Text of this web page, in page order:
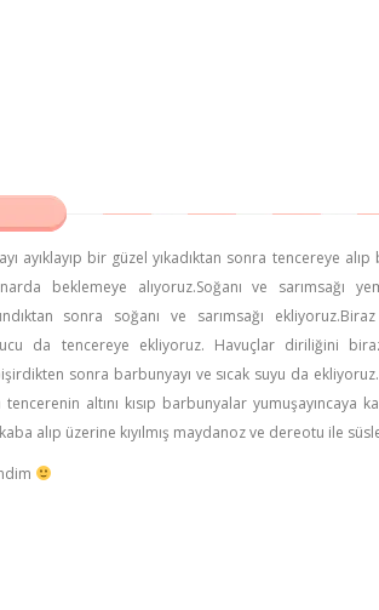
ayıklayıp bir güzel yıkadıktan sonra tencereye
beklemeye alıyoruz.Soğanı ve sarımsağı
sonra soğanı ve sarımsağı
da tencereye ekliyoruz. Havuçlar diriliğini
sonra barbunyayı ve sıcak suyu da
altını kısıp barbunyalar yumuşayıncaya
alıp üzerine kıyılmış maydanoz ve dereotu ile